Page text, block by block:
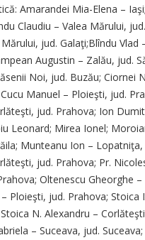
Amarandei Mia-Elena –
Claudiu – Valea Mărului,
jud. Galaţi;Blîndu Vlad
Augustin – Zalău, jud.
Noi, jud. Buzău; Ciornei
Manuel – Ploieşti, jud.
jud. Prahova; Ion
Leonard; Mirea Ionel;
Munteanu Ion –
jud. Prahova; Pr.
Oltenescu Gheorghe
Ploieşti, jud. Prahova; Stoica
N. Alexandru –
– Suceava, jud.